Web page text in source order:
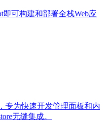
即可构建和部署全栈Web应
专为快速开发管理面板和内
无缝集成。